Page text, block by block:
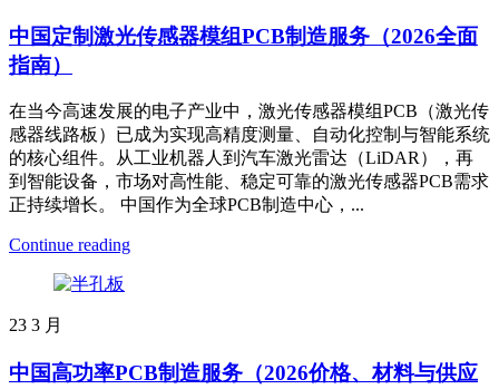
中国定制激光传感器模组PCB制造服务（2026全面
指南）
在当今高速发展的电子产业中，激光传感器模组PCB（激光传
感器线路板）已成为实现高精度测量、自动化控制与智能系统
的核心组件。从工业机器人到汽车激光雷达（LiDAR），再
到智能设备，市场对高性能、稳定可靠的激光传感器PCB需求
正持续增长。 中国作为全球PCB制造中心，...
Continue reading
23 3 月
中国高功率PCB制造服务（2026价格、材料与供应